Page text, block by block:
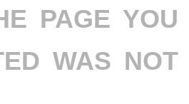
PAGE YOU
WAS NOT